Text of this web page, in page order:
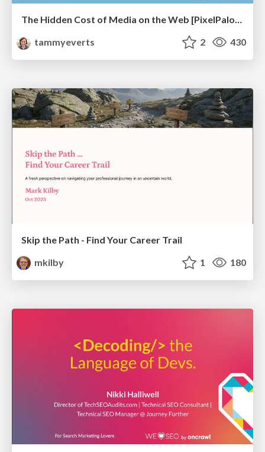
tammyeverts
2 430
Skip the Path - Find Your Career Trail
mkilby
1 180